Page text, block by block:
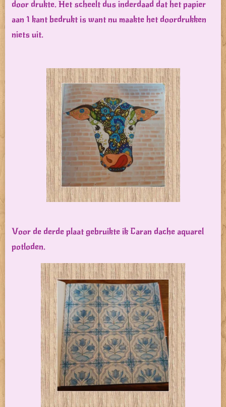
door drukte. Het scheelt dus inderdaad dat het papier
aan 1 kant bedrukt is want nu maakte het doordrukken
niets uit.
Voor de derde plaat gebruikte ik Caran dache aquarel
potloden.